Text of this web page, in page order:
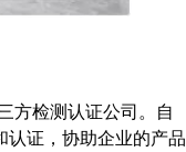
方检测认证公司。自
认证，协助企业的产品